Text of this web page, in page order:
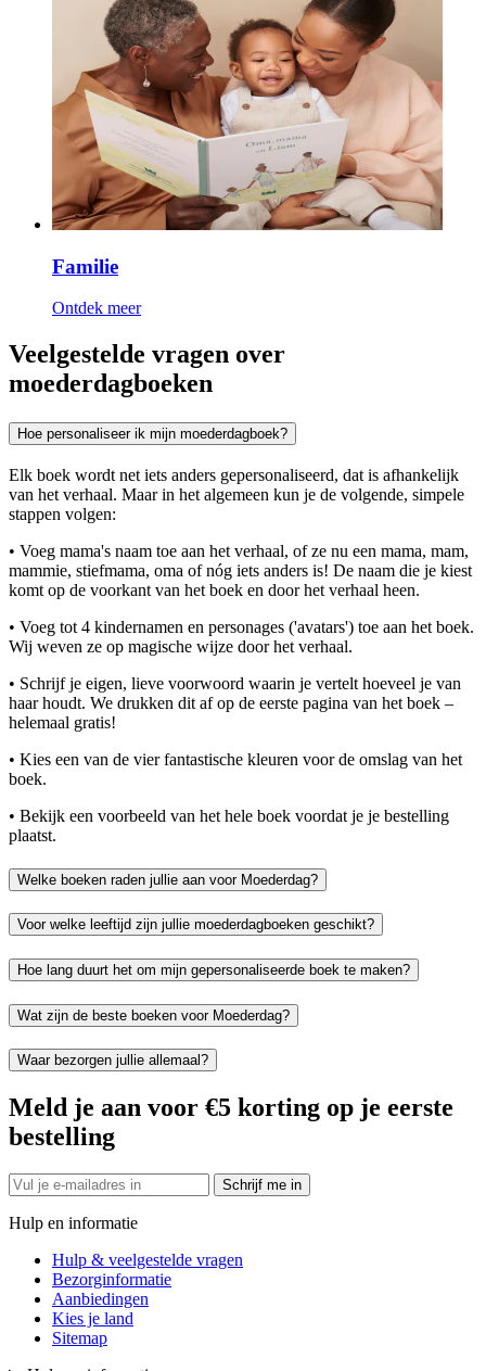
Familie
Ontdek meer
Veelgestelde vragen over
moederdagboeken
Hoe personaliseer ik mijn moederdagboek?
Elk boek wordt net iets anders gepersonaliseerd, dat is afhankelijk
van het verhaal. Maar in het algemeen kun je de volgende, simpele
stappen volgen:
• Voeg mama's naam toe aan het verhaal, of ze nu een mama, mam,
mammie, stiefmama, oma of nóg iets anders is! De naam die je kiest
komt op de voorkant van het boek en door het verhaal heen.
• Voeg tot 4 kindernamen en personages ('avatars') toe aan het boek.
Wij weven ze op magische wijze door het verhaal.
• Schrijf je eigen, lieve voorwoord waarin je vertelt hoeveel je van
haar houdt. We drukken dit af op de eerste pagina van het boek –
helemaal gratis!
• Kies een van de vier fantastische kleuren voor de omslag van het
boek.
• Bekijk een voorbeeld van het hele boek voordat je je bestelling
plaatst.
Welke boeken raden jullie aan voor Moederdag?
Voor welke leeftijd zijn jullie moederdagboeken geschikt?
Hoe lang duurt het om mijn gepersonaliseerde boek te maken?
Wat zijn de beste boeken voor Moederdag?
Waar bezorgen jullie allemaal?
Meld je aan voor €5 korting op je eerste
bestelling
Schrijf me in
Hulp en informatie
Hulp & veelgestelde vragen
Bezorginformatie
Aanbiedingen
Kies je land
Sitemap